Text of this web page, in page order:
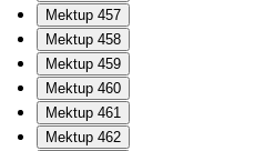
Mektup 457
Mektup 458
Mektup 459
Mektup 460
Mektup 461
Mektup 462